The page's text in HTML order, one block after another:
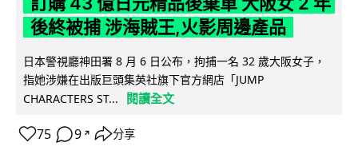
後終被捕 涉海賊王,火影周邊產品
日本警視廳神田署 8 月 6 日公布，拘捕一名 32 歲大阪女子，
指她涉嫌在出版巨頭集英社旗下官方網店「JUMP
CHARACTERS ST...
閱讀全文
75 9 ↗ 分享